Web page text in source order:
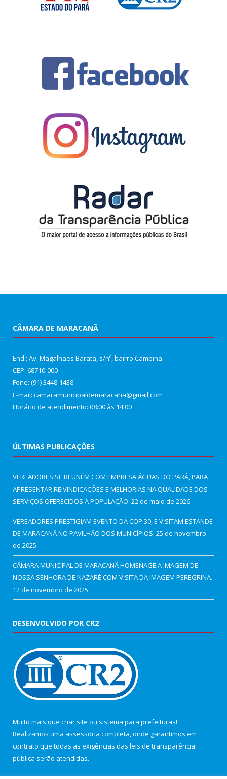
CÂMARA DE MARACANÃ
End.: Av. Magalhães Barata, s/nº, bairro Campina
CEP: 68710-000
Fone: (91) 3448-1438
E-mail: camaramunicipaldemaracana@gmail.com
Horário de atendimento: 08:00 às 14:00
ÚLTIMAS PUBLICAÇÕES
VEREADORES SE REUNÉM COM EMPRESA ÁGUAS DO PARÁ, PARA
APRESENTAR REIVINDICAÇÕES E MELHORIAS NA QUALIDADE DOS
SERVIÇOS OFERECIDOS Á POPULAÇÃO. 22 de maio de 2026
VEREADORES PRESTIGIAM EVENTO DA COP 30, E VISITAM ESTANDE
DE MARACANÃ NO PAVILHÃO DOS MUNICÍPIOS. 25 de novembro
de 2025
CÂMARA MUNICIPAL DE MARACANÃ HOMENAGEIA IMAGEM DE
NOSSA SENHORA DE NAZARÉ COM VISITA DA IMAGEM PEREGRINA.
12 de novembro de 2025
DESENVOLVIDO POR CR2
Muito mais que criar site ou sistema para prefeituras!
Realizamos uma assessoria completa, onde garantimos em
contrato que todas as exigências das leis de transparência
pública serão atendidas.